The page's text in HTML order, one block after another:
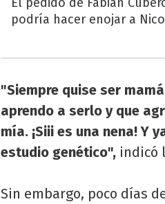
podría hacer enojar a
"Siempre quise ser
aprendo a serlo y que
mía. ¡Siii es una nena! Y
estudio genético", indicó
Sin embargo, poco días